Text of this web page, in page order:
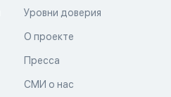
Уровни доверия
О проекте
Пресса
СМИ о нас